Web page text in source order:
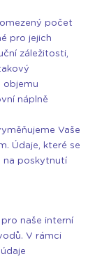
počet
pro jejich
záležitosti,
objemu
náplně
Vaše
Údaje, které se
na poskytnutí
naše interní
V rámci